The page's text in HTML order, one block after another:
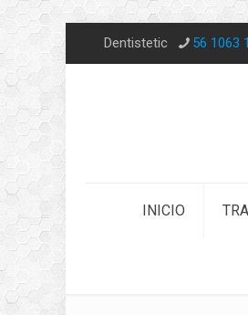
Dentistetic 56 1063
INICIO